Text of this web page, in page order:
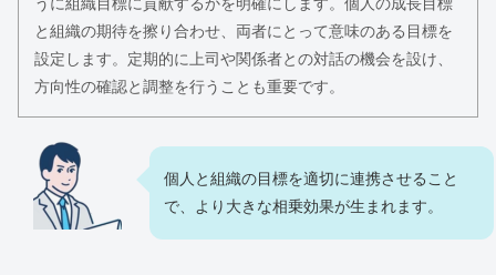
と組織の期待を擦り合わせ、両者にとって意味のある目標を
設定します。定期的に上司や関係者との対話の機会を設け、
方向性の確認と調整を行うことも重要です。
個人と組織の目標を適切に連携させること
で、より大きな相乗効果が生まれます。